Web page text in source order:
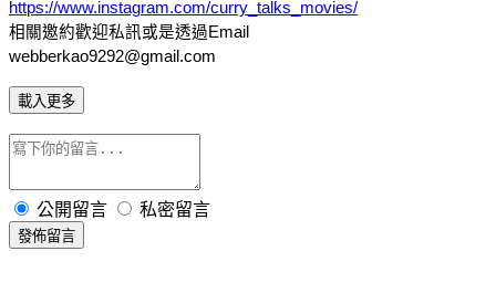
https://www.instagram.com/curry_talks_movies/
相關邀約歡迎私訊或是透過Email
webberkao9292@gmail.com
載入更多
公開留言 私密留言
發佈留言